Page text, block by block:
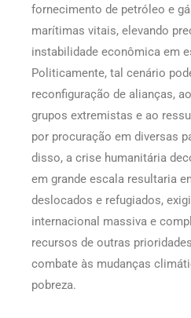
fornecimento de petróleo e
marítimas vitais, elevando
instabilidade econômica em
Politicamente, tal cenário
reconfiguração de alianças,
grupos extremistas e ao
por procuração em diversas
disso, a crise humanitária
em grande escala resultaria
deslocados e refugiados,
internacional massiva e
recursos de outras
combate às mudanças
pobreza.